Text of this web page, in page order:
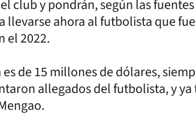
club y pondrán, según las
llevarse ahora al futbolista que
el 2022.
de 15 millones de dólares,
allegados del futbolista, y